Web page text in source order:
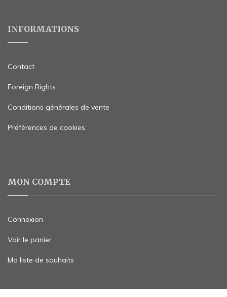
INFORMATIONS
Contact
Foreign Rights
Conditions générales de vente
Préférences de cookies
MON COMPTE
Connexion
Voir le panier
Ma liste de souhaits